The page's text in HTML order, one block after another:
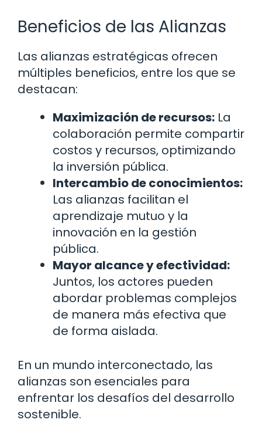
Beneficios de las Alianzas
Las alianzas estratégicas ofrecen
múltiples beneficios, entre los que se
destacan:
Maximización de recursos: La
colaboración permite compartir
costos y recursos, optimizando
la inversión pública.
Intercambio de conocimientos:
Las alianzas facilitan el
aprendizaje mutuo y la
innovación en la gestión
pública.
Mayor alcance y efectividad:
Juntos, los actores pueden
abordar problemas complejos
de manera más efectiva que
de forma aislada.
En un mundo interconectado, las
alianzas son esenciales para
enfrentar los desafíos del desarrollo
sostenible.